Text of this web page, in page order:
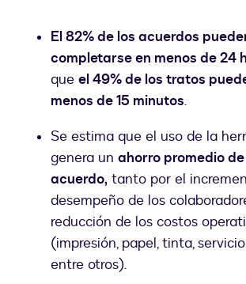
El 82% de los acuerdos
completarse en menos de 24
que el 49% de los tratos
menos de 15 minutos.
Se estima que el uso de la
genera un ahorro promedio
acuerdo, tanto por el
desempeño de los
reducción de los costos
(impresión, papel, tinta,
entre otros).